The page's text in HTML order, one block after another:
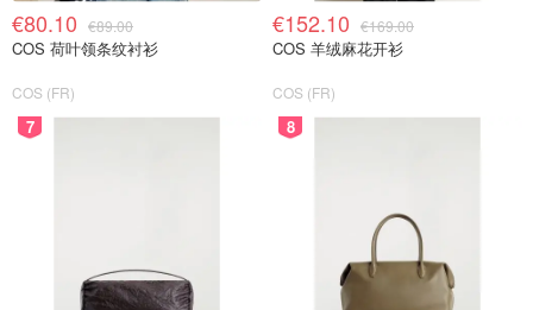
€80.10 €89.00
COS 荷叶领条纹衬衫
COS (FR)
€152.10 €169.00
COS 羊绒麻花开衫
COS (FR)
7 8